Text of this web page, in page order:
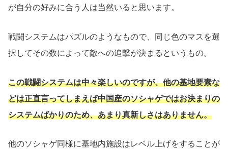
が自分の好みに合う人は当然いると思います。
戦闘システムはパズルのようなもので、同じ色のマスを選
択してその数によって敵への追撃が決まるというもの。
この戦闘システムは中々楽しいのですが、他の基地要素な
どは正直言ってしまえば中国産のソシャゲではお決まりの
システムばかりのため、あまり真新しさはありません。
他のソシャゲ同様に基地内施設はレベル上げをすることが